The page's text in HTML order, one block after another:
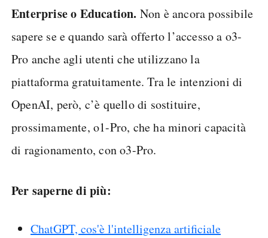
Enterprise o Education. Non è ancora possibile
sapere se e quando sarà offerto l’accesso a o3-
Pro anche agli utenti che utilizzano la
piattaforma gratuitamente. Tra le intenzioni di
OpenAI, però, c’è quello di sostituire,
prossimamente, o1-Pro, che ha minori capacità
di ragionamento, con o3-Pro.
Per saperne di più:
ChatGPT, cos'è l'intelligenza artificiale